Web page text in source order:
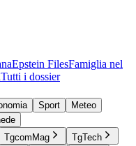
Epstein FilesFamiglia nel
Tutti i dossier
Sport
Meteo
TgcomMag
TgTech